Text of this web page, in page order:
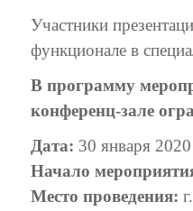
Участники
функционале в
В программу
конференц-зале
Дата: 30 января
Начало
Место проведения: